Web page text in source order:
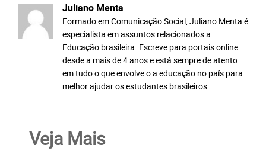
Juliano Menta
Formado em Comunicação Social, Juliano Menta é
especialista em assuntos relacionados a
Educação brasileira. Escreve para portais online
desde a mais de 4 anos e está sempre de atento
em tudo o que envolve o a educação no país para
melhor ajudar os estudantes brasileiros.
Veja Mais